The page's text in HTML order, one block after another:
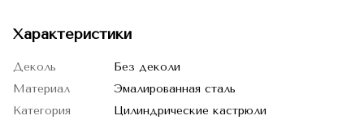
Характеристики
Деколь
Без деколи
Материал
Эмалированная сталь
Категория
Цилиндрические кастрюли